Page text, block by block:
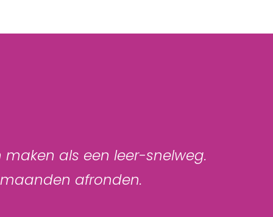
als een leer-snelweg.
afronden.